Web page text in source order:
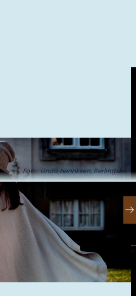
Foto: Linda Henriksen, Berlingske
også